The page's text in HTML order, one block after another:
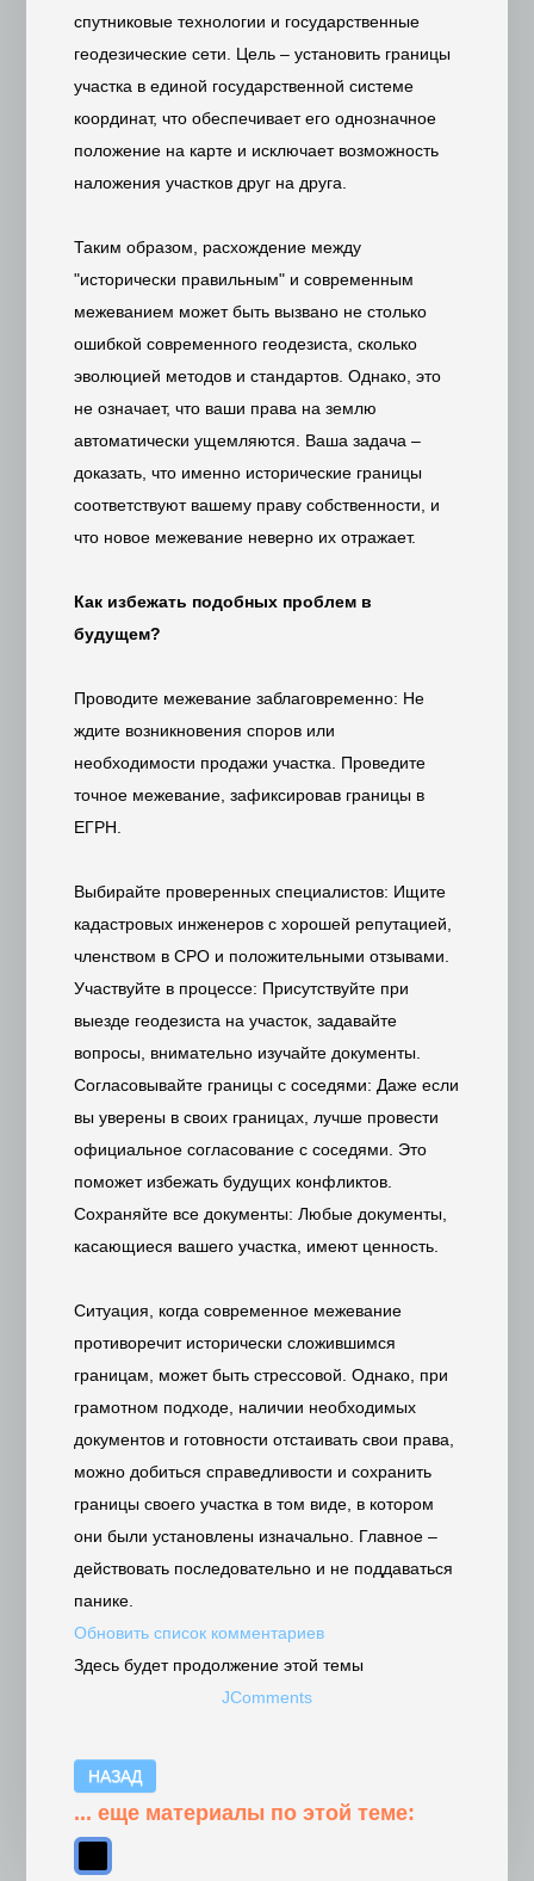
спутниковые технологии и государственные
геодезические сети. Цель – установить границы
участка в единой государственной системе
координат, что обеспечивает его однозначное
положение на карте и исключает возможность
наложения участков друг на друга.
Таким образом, расхождение между
"исторически правильным" и современным
межеванием может быть вызвано не столько
ошибкой современного геодезиста, сколько
эволюцией методов и стандартов. Однако, это
не означает, что ваши права на землю
автоматически ущемляются. Ваша задача –
доказать, что именно исторические границы
соответствуют вашему праву собственности, и
что новое межевание неверно их отражает.
Как избежать подобных проблем в
будущем?
Проводите межевание заблаговременно: Не
ждите возникновения споров или
необходимости продажи участка. Проведите
точное межевание, зафиксировав границы в
ЕГРН.
Выбирайте проверенных специалистов: Ищите
кадастровых инженеров с хорошей репутацией,
членством в СРО и положительными отзывами.
Участвуйте в процессе: Присутствуйте при
выезде геодезиста на участок, задавайте
вопросы, внимательно изучайте документы.
Согласовывайте границы с соседями: Даже если
вы уверены в своих границах, лучше провести
официальное согласование с соседями. Это
поможет избежать будущих конфликтов.
Сохраняйте все документы: Любые документы,
касающиеся вашего участка, имеют ценность.
Ситуация, когда современное межевание
противоречит исторически сложившимся
границам, может быть стрессовой. Однако, при
грамотном подходе, наличии необходимых
документов и готовности отстаивать свои права,
можно добиться справедливости и сохранить
границы своего участка в том виде, в котором
они были установлены изначально. Главное –
действовать последовательно и не поддаваться
панике.
Обновить список комментариев
Здесь будет продолжение этой темы
JComments
НАЗАД
... еще материалы по этой теме: